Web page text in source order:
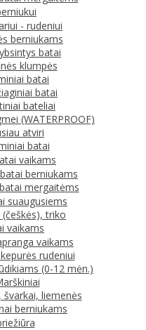
- rudeniui
berniukams
batai
klumpės
batai
batai
bateliai
(WATERPROOF)
atviri
batai
vaikams
berniukams
mergaitėms
suaugusiems
triko
vaikams
vaikams
rudeniui
(0-12 mėn.)
švarkai, liemenės
berniukams